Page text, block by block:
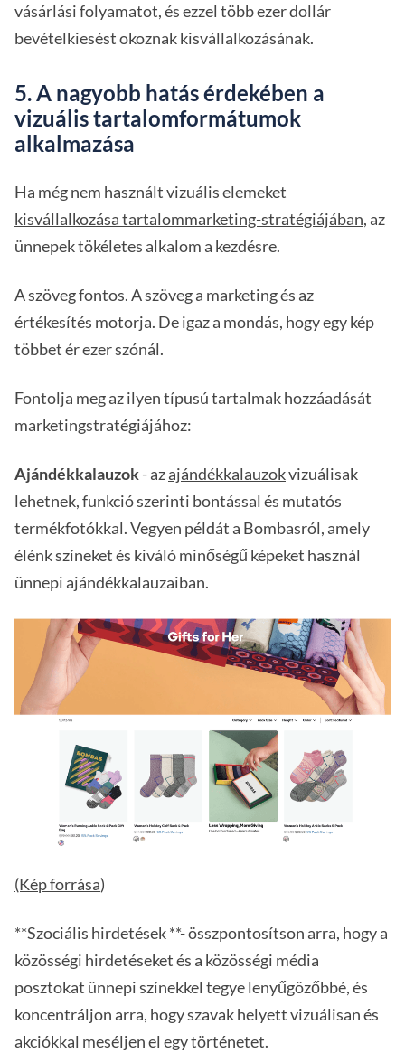
vásárlási folyamatot, és ezzel több ezer dollár
bevételkiesést okoznak kisvállalkozásának.
5. A nagyobb hatás érdekében a
vizuális tartalomformátumok
alkalmazása
Ha még nem használt vizuális elemeket
kisvállalkozása tartalommarketing-stratégiájában, az
ünnepek tökéletes alkalom a kezdésre.
A szöveg fontos. A szöveg a marketing és az
értékesítés motorja. De igaz a mondás, hogy egy kép
többet ér ezer szónál.
Fontolja meg az ilyen típusú tartalmak hozzáadását
marketingstratégiájához:
Ajándékkalauzok- azajándékkalauzokvizuálisak
lehetnek, funkció szerinti bontással és mutatós
termékfotókkal. Vegyen példát a Bombasról, amely
élénk színeket és kiváló minőségű képeket használ
ünnepi ajándékkalauzaiban.
(Kép forrása)
**Szociális hirdetések **- összpontosítson arra, hogy a
közösségi hirdetéseket és a közösségi média
posztokat ünnepi színekkel tegye lenyűgözőbbé, és
koncentráljon arra, hogy szavak helyett vizuálisan és
akciókkal meséljen el egy történetet.